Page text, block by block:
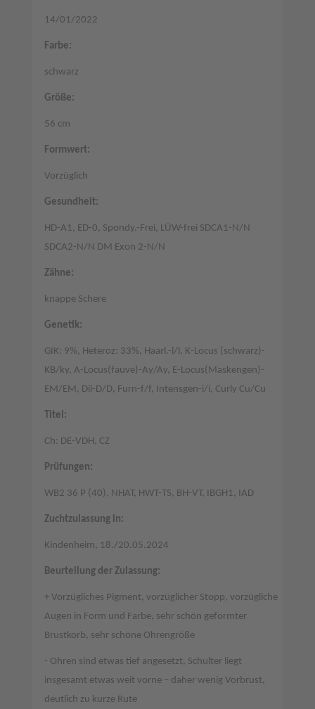
14/01/2022
Farbe:
schwarz
Größe:
56 cm
Formwert:
Vorzüglich
Gesundheit:
HD-A1, ED-0, Spondy.-Frei, LÜW-frei SDCA1-N/N
SDCA2-N/N DM Exon 2-N/N
Zähne:
knappe Schere
Genetik:
GIK: 9%, Heteroz: 33%, Haarl.-l/l, K-Locus (schwarz)-
KB/ky, A-Locus(fauve)-Ay/Ay, E-Locus(Maskengen)-
EM/EM, Dil-D/D, Furn-f/f, Intensgen-i/i, Curly Cu/Cu
Titel:
Ch: DE-VDH, CZ
Prüfungen:
WB2 36 P (40), NHAT, HWT-TS, BH-VT, IBGH1, IAD
Zuchtzulassung in:
Kindenheim, 18./20.05.2024
Beurteilung der Zulassung:
+ Vorzügliches Pigment, vorzüglicher Stopp, vorzügliche
Augen in Form und Farbe, sehr schön geformter
Brustkorb, sehr schöne Ohrengröße
- Ohren sind etwas tief angesetzt, Schulter liegt
insgesamt etwas weit vorne – daher wenig Vorbrust,
deutlich zu kurze Rute